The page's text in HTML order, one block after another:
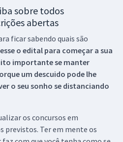
sobre todos
abertas
ficar sabendo quais são
o edital para começar a sua
importante se manter
um descuido pode lhe
o seu sonho se distanciando
os concursos em
previstos. Ter em mente os